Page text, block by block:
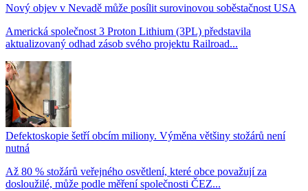
Nový objev v Nevadě může posílit surovinovou soběstačnost USA
Americká společnost 3 Proton Lithium (3PL) představila
aktualizovaný odhad zásob svého projektu Railroad...
Defektoskopie šetří obcím miliony. Výměna většiny stožárů není
nutná
Až 80 % stožárů veřejného osvětlení, které obce považují za
dosloužilé, může podle měření společnosti ČEZ...